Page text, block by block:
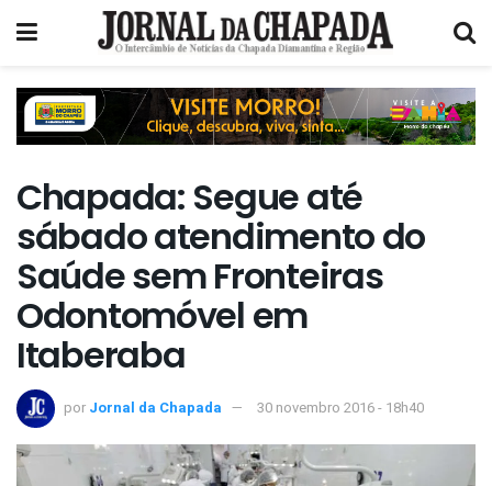
Chapada: Segue até
sábado atendimento do
Saúde sem Fronteiras
Odontomóvel em
Itaberaba
por Jornal da Chapada 30 novembro 2016 - 18h40